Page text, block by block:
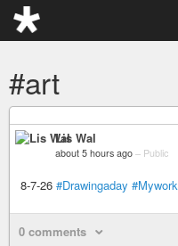
#art
Lis Wal
about 5 hours ago – Public
8-7-26 #Drawingaday #Mywork
0 comments